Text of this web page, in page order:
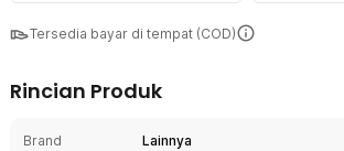
Tersedia bayar di tempat (COD)
Rincian Produk
Brand
Lainnya